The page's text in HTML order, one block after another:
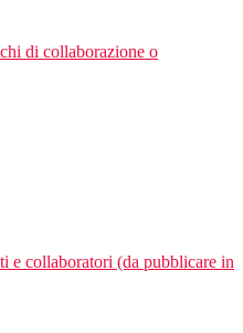
di collaborazione o
e collaboratori (da pubblicare in